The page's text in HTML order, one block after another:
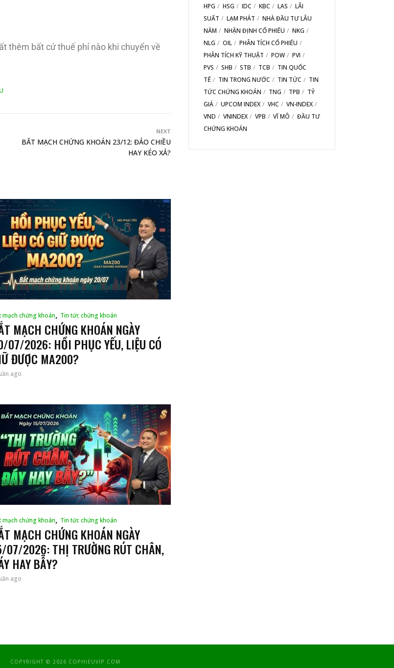
thêm bất cứ thuế phí nào khi chuyển về
NEXT
BẮT MẠCH CHỨNG KHOÁN 23/12: ĐẢO CHIỀU
HAY KÉO XẢ?
mạch chứng khoán, Tin tức chứng khoán
MẠCH CHỨNG KHOÁN NGÀY
07/2026: HỒI PHỤC YẾU, LIỆU CÓ
ĐƯỢC MA200?
ago
mạch chứng khoán, Tin tức chứng khoán
MẠCH CHỨNG KHOÁN NGÀY
07/2026: THỊ TRƯỜNG RÚT CHÂN,
HAY BẪY?
ago
HPG
HSG IDC KBC LAS
LÃI
SUẤT
LẠM PHÁT
NHÀ ĐẦU TƯ LÂU
NĂM
NHẬN ĐỊNH CỔ PHIẾU
NKG
NLG
OIL
PHÂN TÍCH CỔ PHIẾU
PHÂN TÍCH KỸ THUẬT
POW
PVI
PVS
SHB STB TCB
TIN QUỐC
TẾ
TIN TRONG NƯỚC TIN TỨC
TIN
TỨC CHỨNG KHOÁN
TNG TPB
TỶ
GIÁ
UPCOM INDEX VHC
VN-INDEX
VND
VNINDEX VPB VĨ MÔ
ĐẦU TƯ
CHỨNG KHOÁN
COPYRIGHT © 2026 COPHIEUVIP.COM